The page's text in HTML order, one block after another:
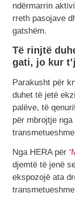
ndërmarrin
rreth pasojave
gatshëm.
Të rinjtë
gati, jo kur
Parakusht për
duhet të jetë
palëve, të
për mbrojtje
Nga HERA për ‘
djemtë të jenë
ekspozojë ata